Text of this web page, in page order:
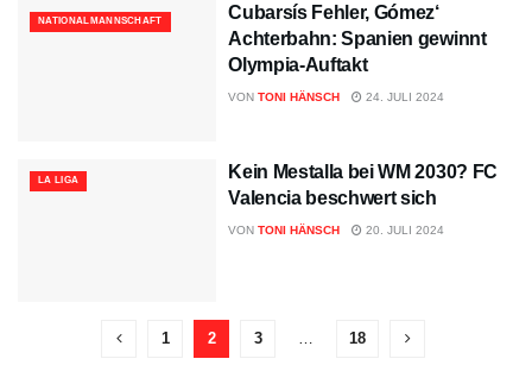
NATIONALMANNSCHAFT
Cubarsís Fehler, Gómez‘
Achterbahn: Spanien gewinnt
Olympia-Auftakt
VON TONI HÄNSCH 24. JULI 2024
LA LIGA
Kein Mestalla bei WM 2030? FC
Valencia beschwert sich
VON TONI HÄNSCH 20. JULI 2024
1 2 3 18